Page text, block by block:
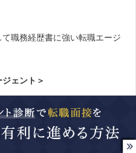
職務経歴書に強い転職エージ
ェント＞
すすめ
リアに自身のある人におすすめ